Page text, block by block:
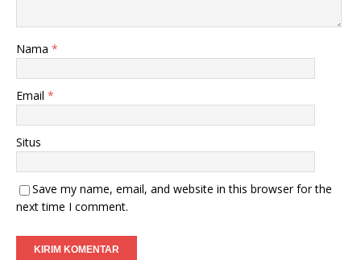
Nama *
Email *
Situs
Save my name, email, and website in this browser for the
next time I comment.